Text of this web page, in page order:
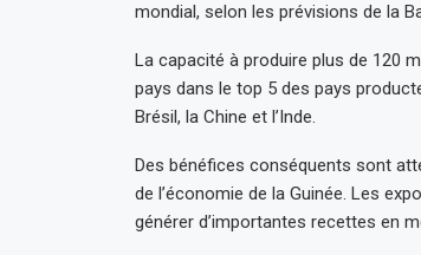
mondial, selon les prévisions de la
La capacité à produire plus de 120
pays dans le top 5 des pays
Brésil, la Chine et l’Inde.
Des bénéfices conséquents sont
de l’économie de la Guinée. Les
générer d’importantes recettes en